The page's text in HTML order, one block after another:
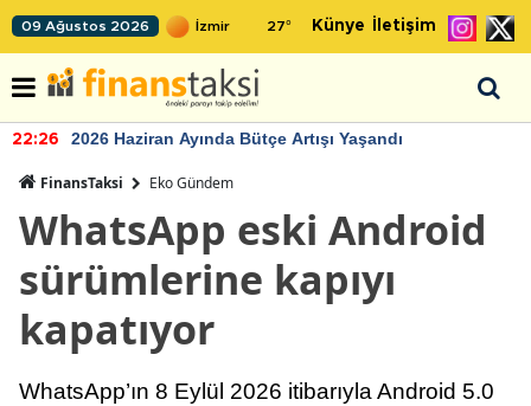
09 Ağustos 2026 27° Künye İletişim
22:26 2026 Haziran Ayında Bütçe Artışı Yaşandı
FinansTaksi Eko Gündem
WhatsApp eski Android
sürümlerine kapıyı
kapatıyor
WhatsApp’ın 8 Eylül 2026 itibarıyla Android 5.0